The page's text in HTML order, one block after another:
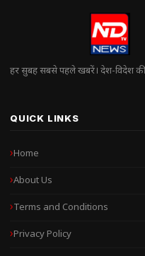
हर सुबह सबसे पहले खबरें। देश-विदेश की
QUICK LINKS
Home
About Us
Terms and Conditions
Privacy Policy